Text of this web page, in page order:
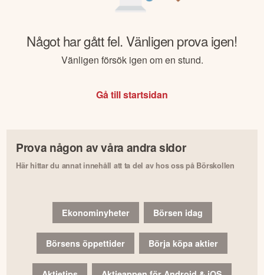
Något har gått fel. Vänligen prova igen!
Vänligen försök igen om en stund.
Gå till startsidan
Prova någon av våra andra sidor
Här hittar du annat innehåll att ta del av hos oss på Börskollen
Ekonominyheter Börsen idag
Börsens öppettider Börja köpa aktier